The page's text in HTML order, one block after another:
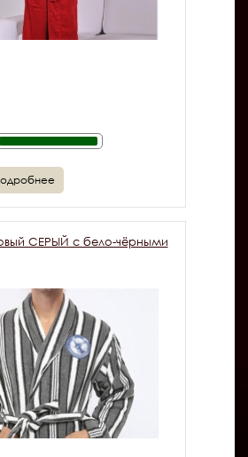
СЕРЫЙ с бело-чёрными